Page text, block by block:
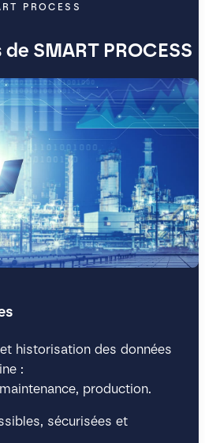
PROCESS
SMART PROCESS
historisation des données
:
production.
sécurisées et